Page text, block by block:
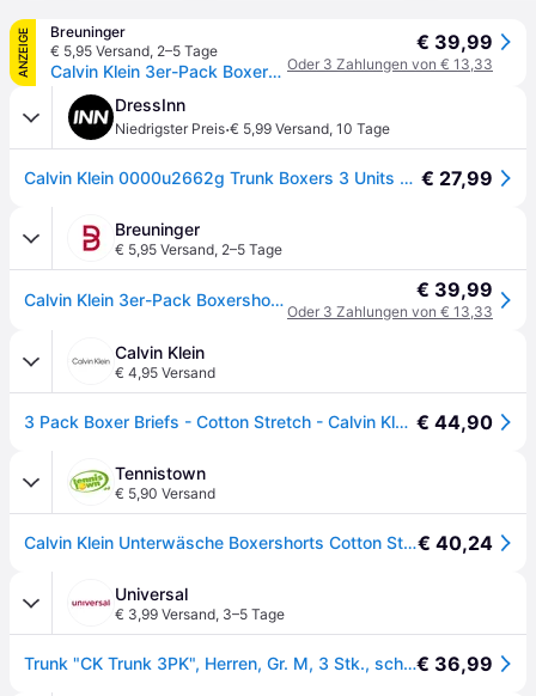
ANZEIGE
Breuninger
€ 5,95 Versand, 2–5 Tage
Calvin Klein 3er-Pack Boxershorts Cotton Stretch schwarz - SCHWARZ - 48
€ 39,99
Oder 3 Zahlungen von € 13,33
DressInn
Niedrigster Preis·€ 5,99 Versand, 10 Tage
Calvin Klein 0000u2662g Trunk Boxers 3 Units Schwarz XS Mann € 27,99
Breuninger
€ 5,95 Versand, 2–5 Tage
Calvin Klein 3er-Pack Boxershorts Cotton Stretch schwarz - SCHWARZ - 48 € 39,99
Oder 3 Zahlungen von € 13,33
Calvin Klein
€ 4,95 Versand
3 Pack Boxer Briefs - Cotton Stretch - Calvin Klein - Black - Men - L € 44,90
Tennistown
€ 5,90 Versand
Calvin Klein Unterwäsche Boxershorts Cotton Stretch Brief (Baumwolle) schwarz/schwarz Herren - 3 Stück€ 40,24
Universal
€ 3,99 Versand, 3–5 Tage
Trunk "CK Trunk 3PK", Herren, Gr. M, 3 Stk., schwarz, Obermaterial: 95% Baumwolle, 5% Elasthan, CALVIN KLEIN UNDERWEAR, Unterhosen Trunk, in uni schwarz mit Logoschriftzug, Topseller€ 36,99